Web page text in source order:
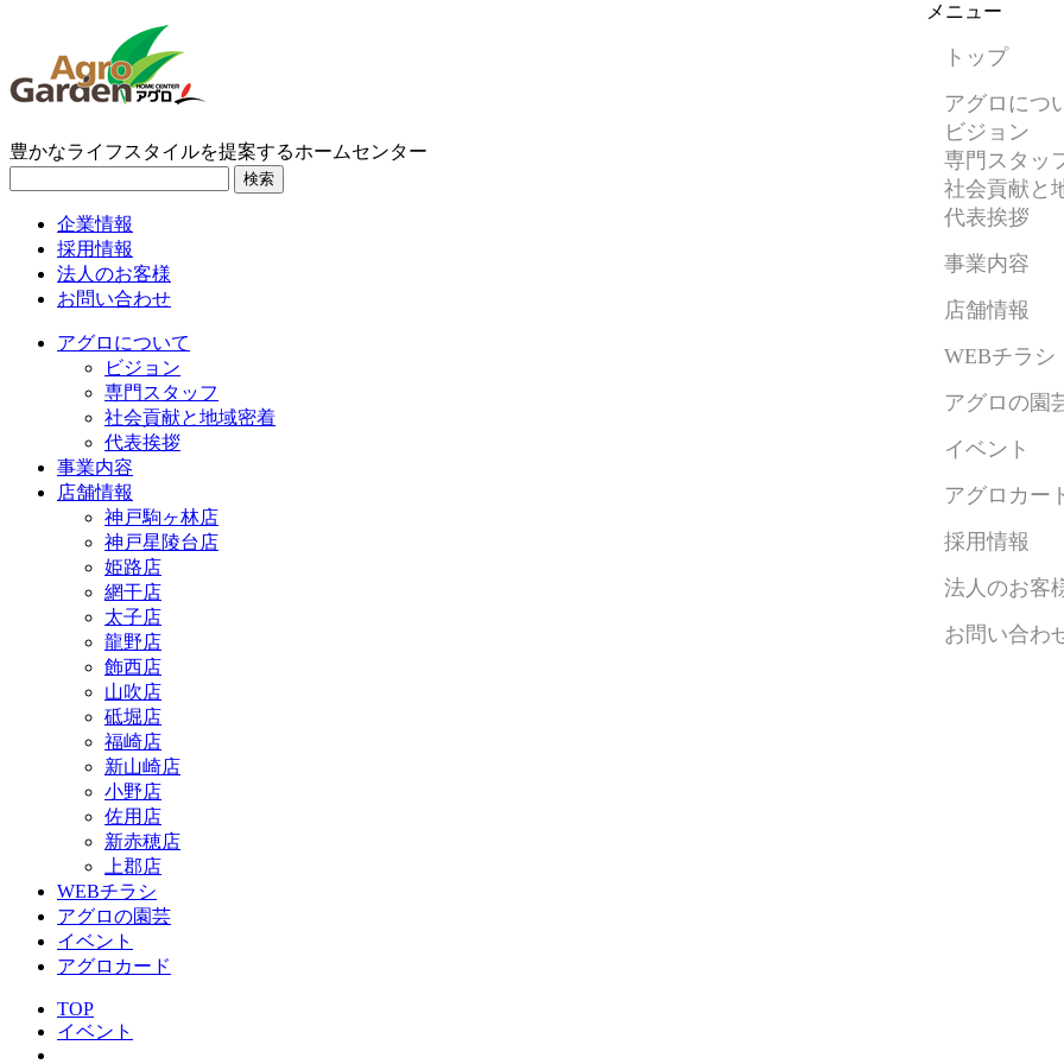
豊かなライフスタイルを提案するホームセンター
検索
企業情報
採用情報
法人のお客様
お問い合わせ
アグロについて
ビジョン
専門スタッフ
社会貢献と地域密着
代表挨拶
事業内容
店舗情報
神戸駒ヶ林店
神戸星陵台店
姫路店
網干店
太子店
龍野店
飾西店
山吹店
砥堀店
福崎店
新山崎店
小野店
佐用店
新赤穂店
上郡店
WEBチラシ
アグロの園芸
イベント
アグロカード
メニュー
トップ
アグロにつ
ビジョン
専門スタッ
社会貢献と
代表挨拶
事業内容
店舗情報
WEBチラシ
アグロの園
イベント
アグロカー
採用情報
法人のお客
お問い合わ
TOP
イベント